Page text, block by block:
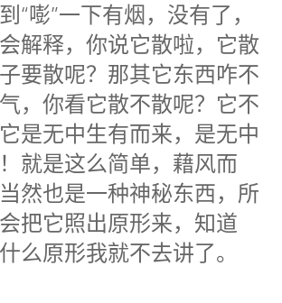
“嘭”一下有烟，没有了，
解释，你说它散啦，它散
要散呢？那其它东西咋不
，你看它散不散呢？它不
是无中生有而来，是无中
就是这么简单，藉风而
然也是一种神秘东西，所
把它照出原形来，知道
么原形我就不去讲了。